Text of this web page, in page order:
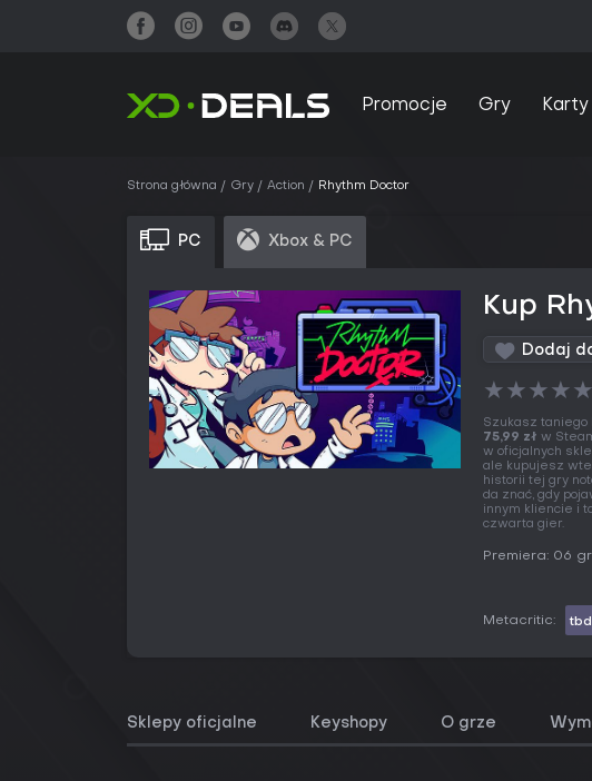
Promocje Gry
Strona główna Gry Action Rhythm Doctor
PC Xbox & PC
Kup
Dodaj
★★★★★
Szukasz taniego
75,99 zł w
w oficjalnych
ale kupujesz
historii tej gry
da znać, gdy
innym kliencie i
czwarta gier.
Premiera: 06
Metacritic: tbd
Sklepy oficjalne Keyshopy O grze